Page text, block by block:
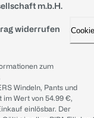
m.b.H.
widerrufen
zum
Windeln, Pants und
Wert von 54.99 €,
einlösbar. Der